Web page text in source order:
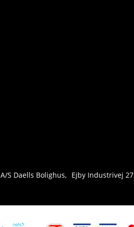
A/S Daells Bolighus Ejby Industrivej 27